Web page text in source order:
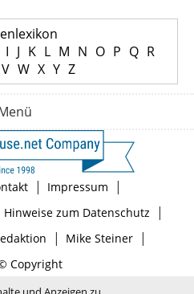
I J K L M N O P Q R
V W X Y Z
| Impressum |
Hinweise zum Datenschutz |
| Mike Steiner|
Copyright